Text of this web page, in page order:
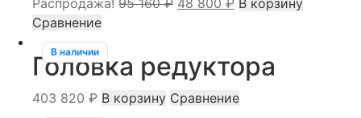
95
160 ₽.
800 ₽.
Сравнение
В наличии
Головка редуктора
403 820 ₽ В корзину Сравнение